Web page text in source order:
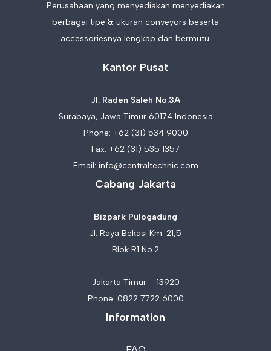
Perusahaan yang menyediakan menyediakan
berbagai tipe & ukuran conveyors beserta
accessoriesnya lengkap dan bermutu.
Kantor Pusat
Jl. Raden Saleh No.3A
Surabaya, Jawa Timur 60174 Indonesia
Phone: +62 (31) 534 9000
Fax: +62 (31) 535 1357
Email: info@centraltechnic.com
Cabang Jakarta
Bizpark Pulogadung
Jl. Raya Bekasi Km. 21,5
Blok R1 No.2
Jakarta Timur – 13920
Phone: 0822 7722 6000
Information